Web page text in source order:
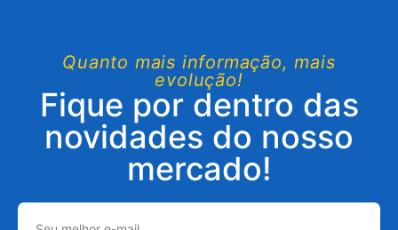
Quanto mais informação, mais
evolução!
Fique por dentro das
novidades do nosso
mercado!